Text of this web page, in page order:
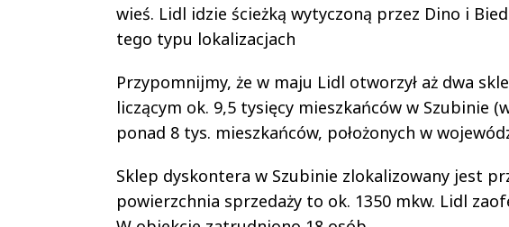
wieś. Lidl idzie ścieżką wytyczoną przez Dino i
tego typu lokalizacjach
Przypomnijmy, że w maju Lidl otworzył aż dwa
liczącym ok. 9,5 tysięcy mieszkańców w Szubinie
ponad 8 tys. mieszkańców, położonych w
Sklep dyskontera w Szubinie zlokalizowany jest
powierzchnia sprzedaży to ok. 1350 mkw. Lidl